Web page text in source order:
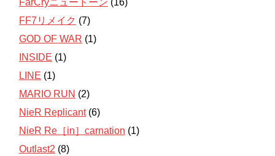
FF7リメイク (7)
GOD OF WAR (1)
INSIDE (1)
LINE (1)
MARIO RUN (2)
NieR Replicant(6)
NieR Re［in］carnation (1)
Outlast2 (8)